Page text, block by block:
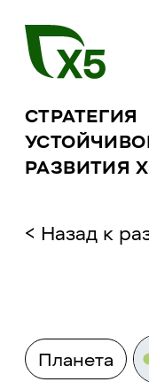
СТРАТЕГИЯ
РАЗВИТИЯ
< Назад к
Планета